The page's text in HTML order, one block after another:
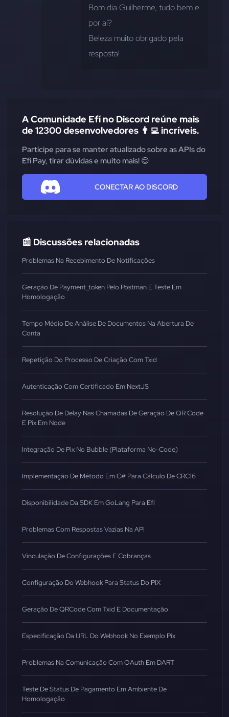
Bom dia Guilherme, tudo bem e
por aí?
Beleza muito obrigado pela
resposta!
A Comunidade Efí no Discord reúne mais
de 12300 desenvolvedores 👨‍💻 incríveis.
Participe para se manter atualizado sobre as APIs do
Efí Pay, tirar dúvidas e muito mais! 😊
CONECTAR AO DISCORD
📰 Discussões relacionadas
Problemas Na Recebimento De Notificações
Geração De Payment_token Pelo Postman E Teste Em
Homologação
Tempo Médio De Análise De Documentos Na Abertura De
Conta
Repetição Do Processo De Criação Com Txid
Autenticação Com Certificado Em NextJS
Resolução De Delay Nas Chamadas De Geração De QR Code
E Pix Em Node
Integração De Pix No Bubble (Plataforma No-Code)
Implementação De Método Em C# Para Cálculo De CRC16
Disponibilidade Da SDK Em GoLang Para Efí
Problemas Com Respostas Vazias Na API
Vinculação De Configurações E Cobranças
Configuração Do Webhook Para Status Do PIX
Geração De QRCode Com Txid E Documentação
Especificação Da URL Do Webhook No Exemplo Pix
Problemas Na Comunicação Com OAuth Em DART
Teste De Status De Pagamento Em Ambiente De
Homologação